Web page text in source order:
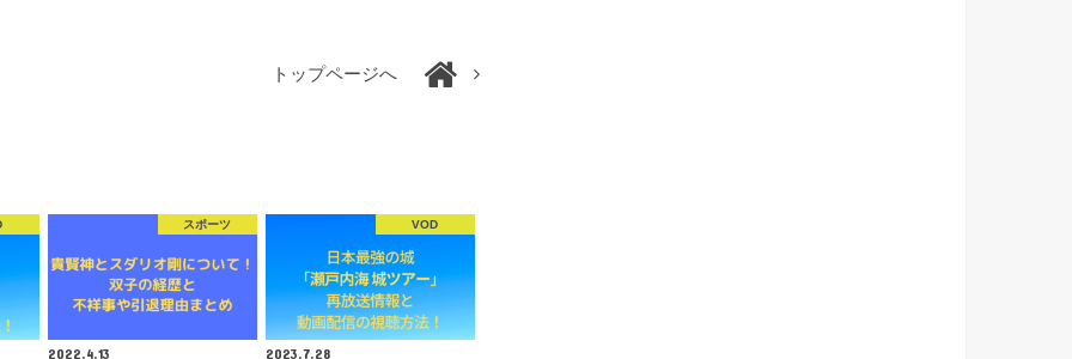
トップページへ
スポーツ
2022.4.13
VOD
2023.7.28